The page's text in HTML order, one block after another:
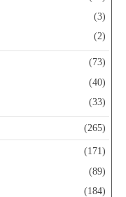
(3)
(2)
(73)
(40)
(33)
(265)
(171)
(89)
(184)